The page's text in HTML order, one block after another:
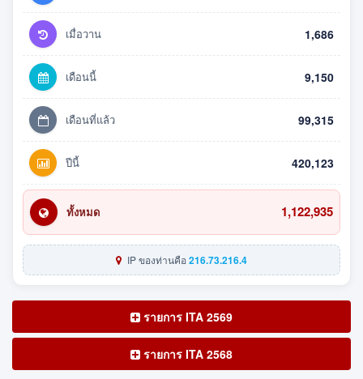
เมื่อวาน 1,686
เดือนนี้ 9,150
เดือนที่แล้ว 99,315
ปีนี้ 420,123
ทั้งหมด 1,122,935
IP ของท่านคือ216.73.216.4
รายการ ITA 2569
รายการ ITA 2568